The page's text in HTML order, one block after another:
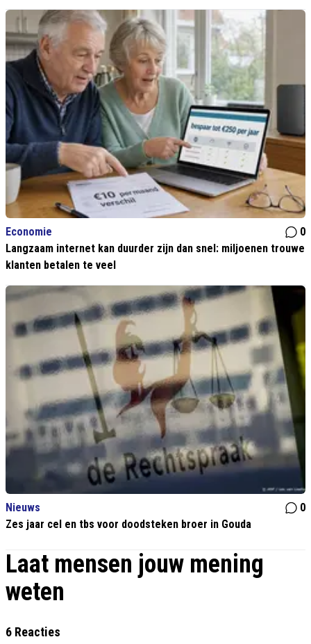
Economie
0
Langzaam internet kan duurder zijn dan snel: miljoenen trouwe
klanten betalen te veel
Nieuws
0
Zes jaar cel en tbs voor doodsteken broer in Gouda
Laat mensen jouw mening
weten
6 Reacties